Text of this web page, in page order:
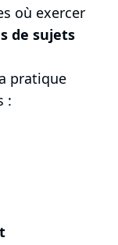
où exercer
de sujets
pratique
: